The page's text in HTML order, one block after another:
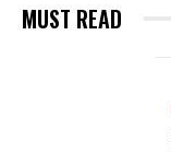
MUST READ